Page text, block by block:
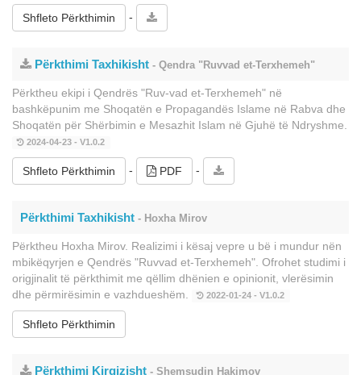
Shfleto Përkthimin -
Përkthimi Taxhikisht - Qendra "Ruvvad et-Terxhemeh"
Përktheu ekipi i Qendrës "Ruv-vad et-Terxhemeh" në
bashkëpunim me Shoqatën e Propagandës Islame në Rabva dhe
Shoqatën për Shërbimin e Mesazhit Islam në Gjuhë të Ndryshme.
2024-04-23 - V1.0.2
Shfleto Përkthimin - PDF -
Përkthimi Taxhikisht - Hoxha Mirov
Përktheu Hoxha Mirov. Realizimi i kësaj vepre u bë i mundur nën
mbikëqyrjen e Qendrës "Ruvvad et-Terxhemeh". Ofrohet studimi i
origjinalit të përkthimit me qëllim dhënien e opinionit, vlerësimin
dhe përmirësimin e vazhdueshëm.
2022-01-24 - V1.0.2
Shfleto Përkthimin
Përkthimi Kirgizisht - Shemsudin Hakimov